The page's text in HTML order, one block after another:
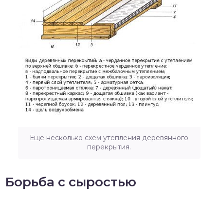
Еще несколько схем утепления деревянного
перекрытия.
Борьба с сыростью